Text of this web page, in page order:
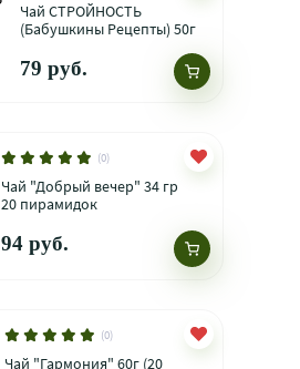
Чай СТРОЙНОСТЬ
(Бабушкины Рецепты) 50г
79 руб.
(0)
Чай "Добрый вечер" 34 гр
20 пирамидок
94 руб.
(0)
Чай "Гармония" 60г (20